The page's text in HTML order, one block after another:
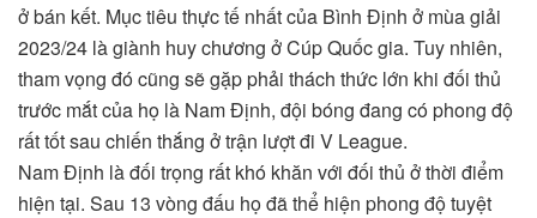
ở bán kết. Mục tiêu thực tế nhất của Bình Định ở mùa giải
2023/24 là giành huy chương ở Cúp Quốc gia. Tuy nhiên,
tham vọng đó cũng sẽ gặp phải thách thức lớn khi đối thủ
trước mắt của họ là Nam Định, đội bóng đang có phong độ
rất tốt sau chiến thắng ở trận lượt đi V League.
Nam Định là đối trọng rất khó khăn với đối thủ ở thời điểm
hiện tại. Sau 13 vòng đấu họ đã thể hiện phong độ tuyệt